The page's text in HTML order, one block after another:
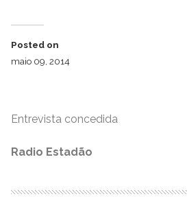
Posted on
maio 09, 2014
Entrevista concedida
Radio Estadão